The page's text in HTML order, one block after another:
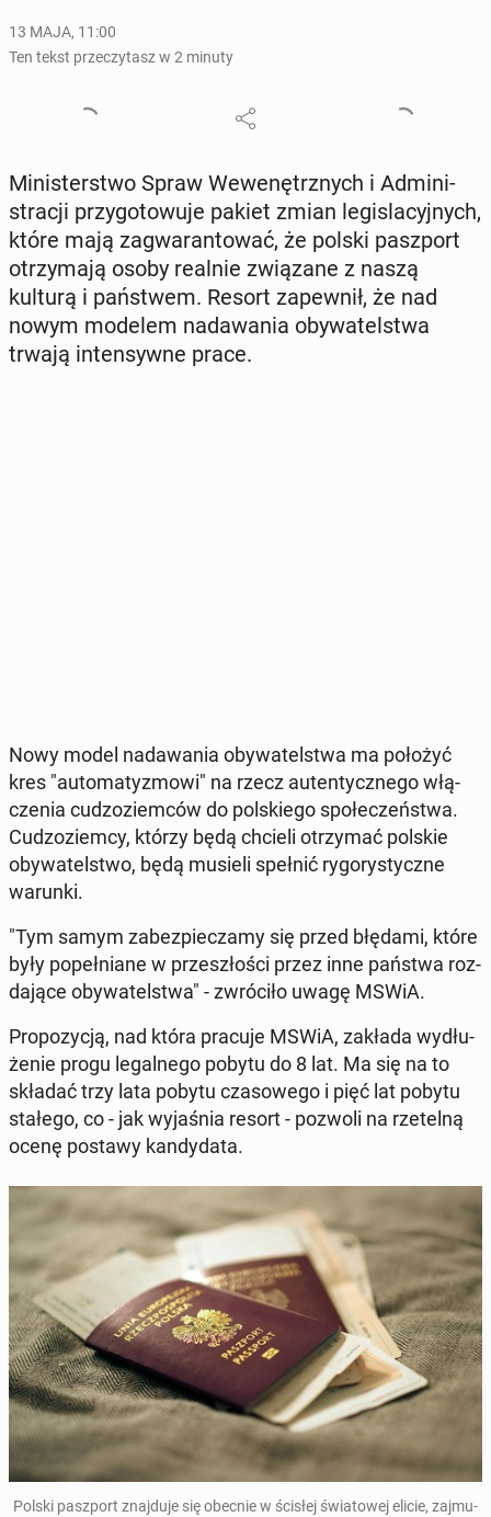
13 MAJA, 11:00
Ten tekst przeczytasz w 2 minuty
Mi­ni­ster­stwo Spraw We­we­nętrz­nych i Ad­mi­ni­
stra­cji przy­go­to­wu­je pakiet zmian le­gi­sla­cyj­nych,
które mają za­gwa­ran­to­wać, że polski pasz­port
otrzy­ma­ją osoby realnie zwią­za­ne z naszą
kulturą i pań­stwem. Resort za­pew­nił, że nad
nowym modelem nada­wa­nia oby­wa­tel­stwa
trwają in­ten­syw­ne prace.
Nowy model nada­wa­nia oby­wa­tel­stwa ma położyć
kres "au­to­ma­ty­zmo­wi" na rzecz au­ten­tycz­ne­go włą­
cze­nia cu­dzo­ziem­ców do pol­skie­go spo­łe­czeń­stwa.
Cu­dzo­ziem­cy, którzy będą chcieli otrzy­mać polskie
oby­wa­tel­stwo, będą musieli spełnić ry­go­ry­stycz­ne
warunki.
"Tym samym za­bez­pie­cza­my się przed błędami, które
były po­peł­nia­ne w prze­szło­ści przez inne państwa roz­
da­ją­ce oby­wa­tel­stwa" - zwró­ci­ło uwagę MSWiA.
Pro­po­zy­cją, nad która pracuje MSWiA, zakłada wy­dłu­
że­nie progu le­gal­ne­go pobytu do 8 lat. Ma się na to
składać trzy lata pobytu cza­so­we­go i pięć lat pobytu
stałego, co - jak wy­ja­śnia resort - pozwoli na rze­tel­ną
ocenę postawy kan­dy­da­ta.
Polski pasz­port znaj­du­je się obecnie w ścisłej świa­to­wej elicie, zaj­mu­